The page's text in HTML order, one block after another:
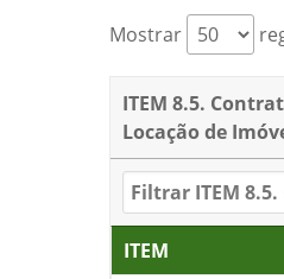
Mostrar
ITEM 8.5.
Locação de
ITEM